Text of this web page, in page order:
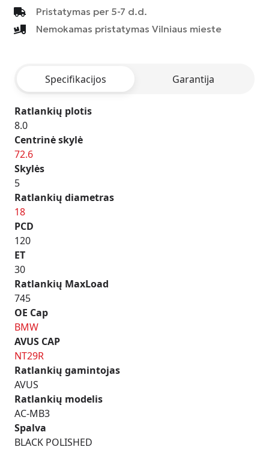
-
AC-
MB3
POLISHED
Pristatymas per 5-7 d.d.
Nemokamas pristatymas Vilniaus mieste
Specifikacijos Garantija
Ratlankių plotis
8.0
Centrinė skylė
72.6
Skylės
5
Ratlankių diametras
18
PCD
120
ET
30
Ratlankių MaxLoad
745
OE Cap
BMW
AVUS CAP
NT29R
Ratlankių gamintojas
AVUS
Ratlankių modelis
AC-MB3
Spalva
BLACK POLISHED